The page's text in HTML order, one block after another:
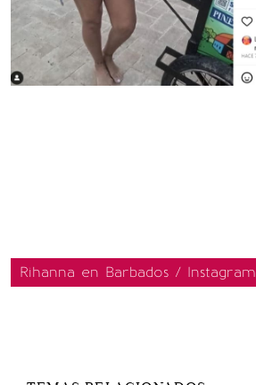
Rihanna en Barbados / Instagram